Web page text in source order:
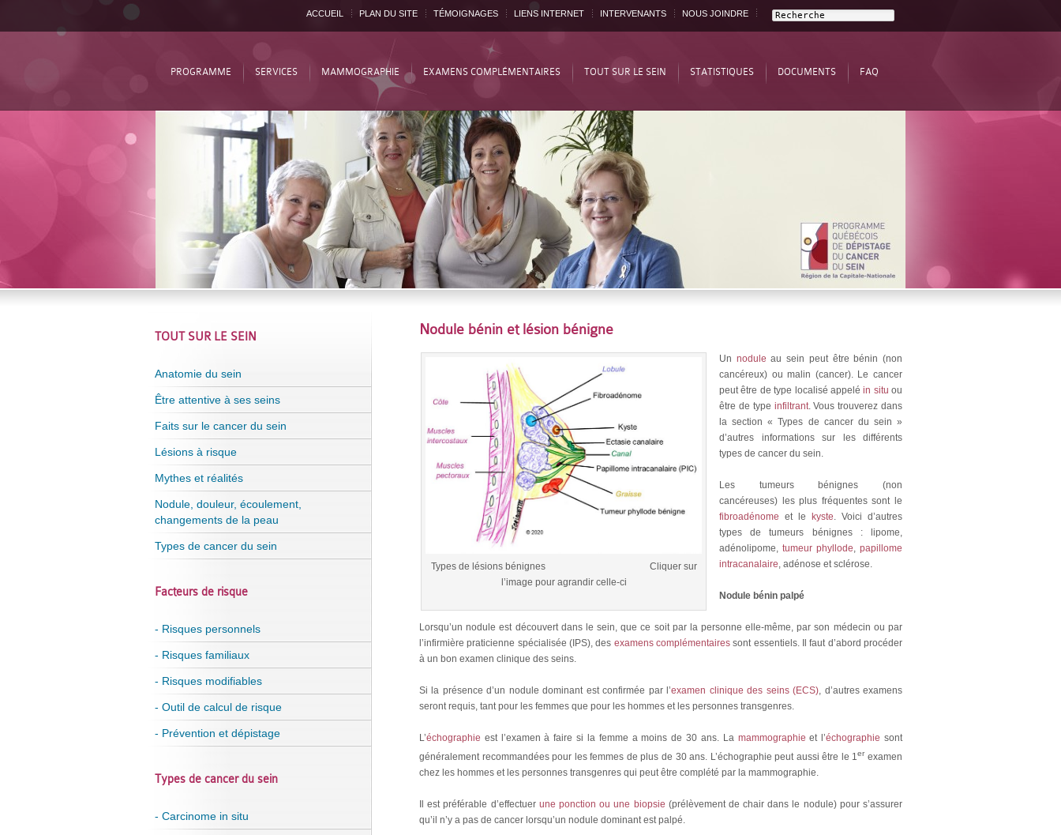
ACCUEIL PLAN DU SITE TÉMOIGNAGES LIENS INTERNET INTERVENANTS NOUS JOINDRE
PROGRAMME SERVICES MAMMOGRAPHIE EXAMENS COMPLÉMENTAIRES TOUT SUR LE SEIN STATISTIQUES DOCUMENTS FAQ
Nodule bénin et lésion bénigne
Types de lésions bénignes Cliquer sur
l’image pour agrandir celle-ci
Un nodule au sein peut être bénin (non
cancéreux) ou malin (cancer). Le cancer
peut être de type localisé appeléin situ ou
être de type infiltrant. Vous trouverez dans
la section « Types de cancer du sein »
d’autres informations sur les différents
types de cancer du sein.
Les tumeurs bénignes (non
cancéreuses) les plus fréquentes sont le
fibroadénome et le kyste. Voici d’autres
types de tumeurs bénignes : lipome,
adénolipome, tumeur phyllode, papillome
intracanalaire, adénose et sclérose.
Nodule bénin palpé
Lorsqu’un nodule est découvert dans le sein, que ce soit par la personne elle-même, par son médecin ou par
l’infirmière praticienne spécialisée (IPS), des examens complémentaires sont essentiels. Il faut d’abord procéder
à un bon examen clinique des seins.
Si la présence d’un nodule dominant est confirmée par l’examen clinique des seins (ECS), d’autres examens
seront requis, tant pour les femmes que pour les hommes et les personnes transgenres.
L’échographie est l’examen à faire si la femme a moins de 30 ans. La mammographie et l’échographie sont
généralement recommandées pour les femmes de plus de 30 ans. L’échographie peut aussi être le 1er examen
chez les hommes et les personnes transgenres qui peut être complété par la mammographie.
Il est préférable d’effectuer une ponction ou une biopsie (prélèvement de chair dans le nodule) pour s’assurer
qu’il n’y a pas de cancer lorsqu’un nodule dominant est palpé.
TOUT SUR LE SEIN
Anatomie du sein
Être attentive à ses seins
Faits sur le cancer du sein
Lésions à risque
Mythes et réalités
Nodule, douleur, écoulement,
changements de la peau
Types de cancer du sein
Facteurs de risque
- Risques personnels
- Risques familiaux
- Risques modifiables
- Outil de calcul de risque
- Prévention et dépistage
Types de cancer du sein
- Carcinome in situ